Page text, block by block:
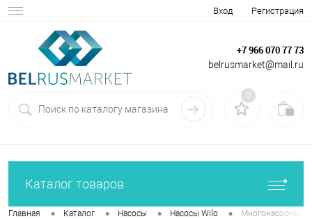
Вход Регистрация
+7 966 070 77 73
belrusmarket@mail.ru
0
Каталог товаров
Главная • Каталог • Насосы • Насосы Wilo • Многонасосная